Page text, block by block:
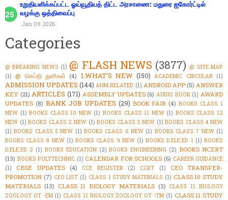
உறுதியளிக்கப்பட்ட ஓய்வூதியத் திட்ட அரசாணை: மதுரை ஐகோர்ட்டில்
வழக்கு ஒத்திவைப்பு
Jan 09 2026
Categories
@ BREAKING NEWS (1) @ FLASH NEWS (3877) @ SITE MAP
(1) @ செய்தி துளிகள் (4) 1.WHAT'S NEW (150) ACADEMIC CIRCULAR (1)
ADMISSION UPDATES (144) AHM RELATED (1) ANDROID APP (5) ANSWER
KEY (21) ARTICLES (171) ASSEMBLY UPDATES (6) AUDIO BOOK (1) AWARD
UPDATES (8) BANK JOB UPDATES (29) BOOK FAIR (4) BOOKS CLASS 1
NEW (1) BOOKS CLASS 10 NEW (1) BOOKS CLASS 11 NEW (1) BOOKS CLASS 12
NEW (1) BOOKS CLASS 2 NEW (1) BOOKS CLASS 3 NEW (1) BOOKS CLASS 4 NEW
(1) BOOKS CLASS 5 NEW (1) BOOKS CLASS 6 NEW (1) BOOKS CLASS 7 NEW (1)
BOOKS CLASS 8 NEW (1) BOOKS CLASS 9 NEW (1) BOOKS D.ELE.ED 1 (1) BOOKS
D.ELE.ED 2 (1) BOOKS EDUCATION (2) BOOKS ENGINEERING (2) BOOKS NCERT
(13) BOOKS POLYTECHNIC (1) CALENDAR FOR SCHOOLS (6) CAREER GUIDANCE
(1)
CBSE UPDATES (4) CCE REGISTER (2) CCRT (1)
CEO TRANSFER-
PROMOTION (7) CEO LIST (1) CLASS 1 STUDY MATERIALS (1) CLASS 10 STUDY
MATERIALS (13) CLASS 11 BIOLOGY MATERIALS (3) CLASS 11 BIOLOGY
ZOOLOGY OT -EM (1) CLASS 11 BIOLOGY ZOOLOGY OT -TM (1) CLASS 11 STUDY